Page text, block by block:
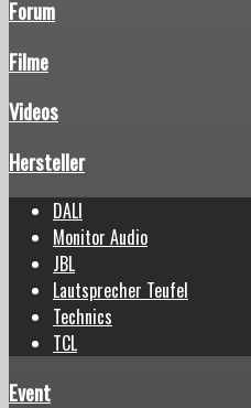
Forum
Filme
Videos
Hersteller
DALI
Monitor Audio
JBL
Lautsprecher Teufel
Technics
TCL
Event